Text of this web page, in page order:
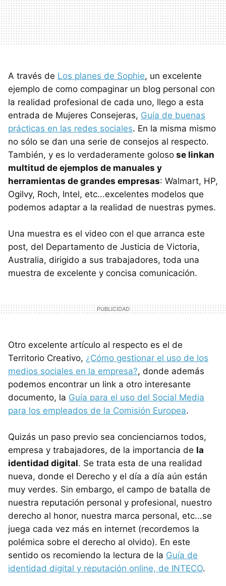
A través de Los planes de Sophie, un excelente
ejemplo de como compaginar un blog personal con
la realidad profesional de cada uno, llego a esta
entrada de Mujeres Consejeras, Guía de buenas
prácticas en las redes sociales. En la misma mismo
no sólo se dan una serie de consejos al respecto.
También, y es lo verdaderamente goloso se linkan
multitud de ejemplos de manuales y
herramientas de grandes empresas: Walmart, HP,
Ogilvy, Roch, Intel, etc...excelentes modelos que
podemos adaptar a la realidad de nuestras pymes.
Una muestra es el video con el que arranca este
post, del Departamento de Justicia de Victoria,
Australia, dirigido a sus trabajadores, toda una
muestra de excelente y concisa comunicación.
Otro excelente artículo al respecto es el de
Territorio Creativo, ¿Cómo gestionar el uso de los
medios sociales en la empresa?, donde además
podemos encontrar un link a otro interesante
documento, la Guía para el uso del Social Media
para los empleados de la Comisión Europea.
Quizás un paso previo sea concienciarnos todos,
empresa y trabajadores, de la importancia de la
identidad digital. Se trata esta de una realidad
nueva, donde el Derecho y el día a día aún están
muy verdes. Sin embargo, el campo de batalla de
nuestra reputación personal y profesional, nuestro
derecho al honor, nuestra marca personal, etc...se
juega cada vez más en internet (recordemos la
polémica sobre el derecho al olvido). En este
sentido os recomiendo la lectura de la Guía de
identidad digital y reputación online, de INTECO.